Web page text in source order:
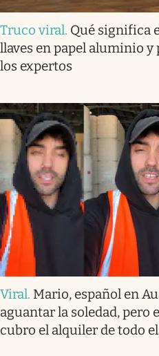
Truco viral. Qué significa
llaves en papel aluminio
los expertos
Viral. Mario, español en
aguantar la soledad, pero
cubro el alquiler de todo el